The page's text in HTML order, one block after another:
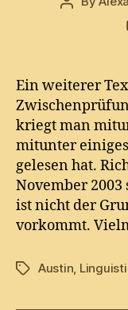
Ein weiterer
kriegt man
mitunter
gelesen hat.
November 2003
ist nicht der
vorkommt.
TagsAustin